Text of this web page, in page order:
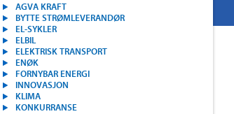
AGVA KRAFT
BYTTE STRØMLEVERANDØR
EL-SYKLER
ELBIL
ELEKTRISK TRANSPORT
ENØK
FORNYBAR ENERGI
INNOVASJON
KLIMA
KONKURRANSE